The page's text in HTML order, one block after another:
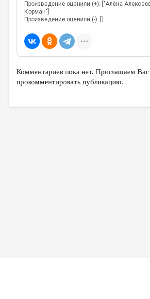
Произведение оценили (+): ["Алёна
Корман"]
Произведение оценили (-): []
Комментариев пока нет. Приглашаем Вас
прокомментировать публикацию.